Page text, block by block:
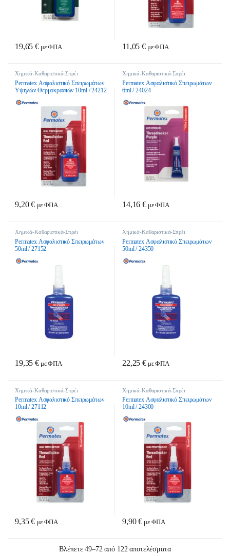
19,65€ με ΦΠΑ 11,05€ με ΦΠΑ
Χημικά-Καθαριστικά-Σπρέι
Permatex Ασφαλιστικό Σπειρωμάτων
Υψηλών Θερμοκρασιών 10ml / 24212
9,20€ με ΦΠΑ
Χημικά-Καθαριστικά-Σπρέι
Permatex Ασφαλιστικό Σπειρωμάτων
6ml / 24024
14,16€ με ΦΠΑ
Χημικά-Καθαριστικά-Σπρέι
Permatex Ασφαλιστικό Σπειρωμάτων
50ml / 27152
19,35€ με ΦΠΑ
Χημικά-Καθαριστικά-Σπρέι
Permatex Ασφαλιστικό Σπειρωμάτων
50ml / 24350
22,25€ με ΦΠΑ
Χημικά-Καθαριστικά-Σπρέι
Permatex Ασφαλιστικό Σπειρωμάτων
10ml / 27112
9,35€ με ΦΠΑ
Χημικά-Καθαριστικά-Σπρέι
Permatex Ασφαλιστικό Σπειρωμάτων
10ml / 24300
9,90€ με ΦΠΑ
Βλέπετε 49–72 από 122 αποτελέσματαSorted by latest